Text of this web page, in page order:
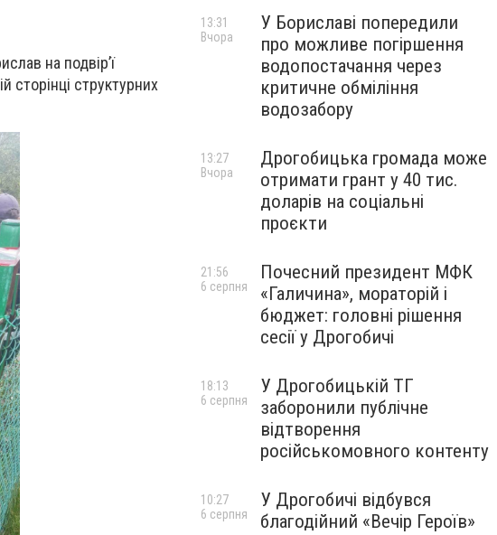
на подвір’ї
сторінці структурних
У Бориславі попередили
про можливе погіршення
водопостачання через
критичне обміління
водозабору
13:31
Вчора
Дрогобицька громада може
отримати грант у 40 тис.
доларів на соціальні
проєкти
13:27
Вчора
Почесний президент МФК
«Галичина», мораторій і
бюджет: головні рішення
сесії у Дрогобичі
21:56
6 серпня
У Дрогобицькій ТГ
заборонили публічне
відтворення
російськомовного контенту
18:13
6 серпня
У Дрогобичі відбувся
благодійний «Вечір Героїв»
10:27
6 серпня